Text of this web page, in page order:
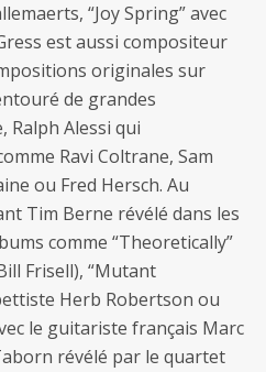
“Joy Spring” avec
est aussi compositeur
originales sur
de grandes
Ralph Alessi qui
Ravi Coltrane, Sam
ou Fred Hersch. Au
Tim Berne révélé dans les
comme “Theoretically”
Frisell), “Mutant
Herb Robertson ou
le guitariste français Marc
révélé par le quartet